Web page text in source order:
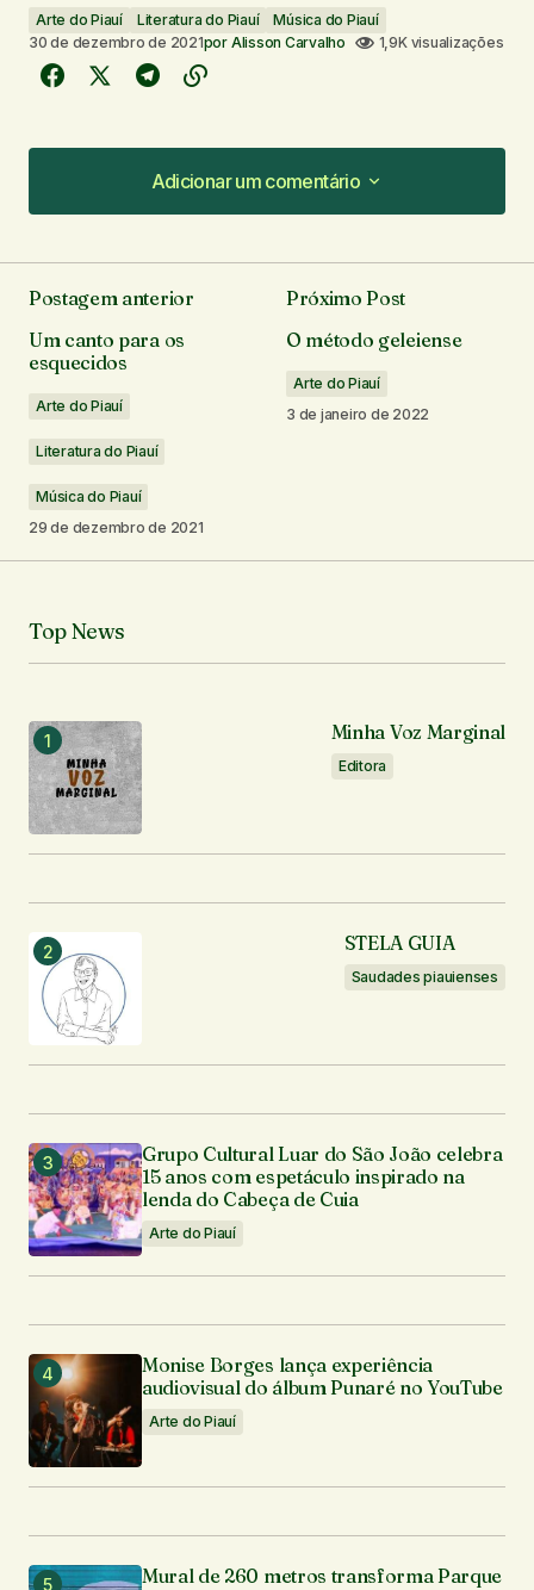
Arte do Piauí Literatura do Piauí
Música do Piauí
30 de dezembro de 2021por Alisson Carvalho 1,9K visualizações
Adicionar um comentário
Adicionar um comentário
O seu endereço de e-mail não será publicado.
Campos obrigatórios são marcados com*
Comentário
Seu nome*
Seu e-mail
Notifique-me sobre novas publicações por e-mail.
Postagem anterior
Um canto para os
esquecidos
Arte do Piauí
Literatura do Piauí
Música do Piauí
29 de dezembro de 2021
Próximo Post
O método geleiense
Arte do Piauí
3 de janeiro de 2022
Top News
Minha Voz Marginal
Editora
STELA GUIA
Saudades piauienses
Grupo Cultural Luar do São João celebra
15 anos com espetáculo inspirado na
lenda do Cabeça de Cuia
Arte do Piauí
Monise Borges lança experiência
audiovisual do álbum Punaré no YouTube
Arte do Piauí
Mural de 260 metros transforma Parque